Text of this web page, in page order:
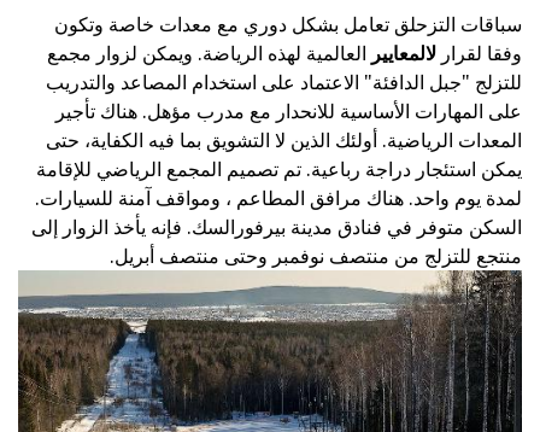
سباقات التزحلق تعامل بشكل دوري مع معدات خاصة وتكون
وفقا لقرار لالمعايير العالمية لهذه الرياضة. ويمكن لزوار مجمع
للتزلج "جبل الدافئة" الاعتماد على استخدام المصاعد والتدريب
على المهارات الأساسية للانحدار مع مدرب مؤهل. هناك تأجير
المعدات الرياضية. أولئك الذين لا التشويق بما فيه الكفاية، حتى
يمكن استئجار دراجة رباعية. تم تصميم المجمع الرياضي للإقامة
لمدة يوم واحد. هناك مرافق المطاعم ، ومواقف آمنة للسيارات.
السكن متوفر في فنادق مدينة بيرفورالسك. فإنه يأخذ الزوار إلى
منتجع للتزلج من منتصف نوفمبر وحتى منتصف أبريل.